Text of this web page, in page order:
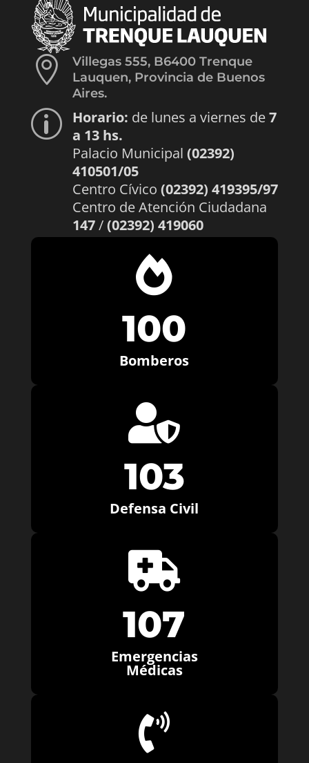

Villegas 555, B6400 Trenque
Lauquen, Provincia de Buenos
Aires.
p Horario: de lunes a viernes de7
a 13 hs.
Palacio Municipal (02392)
410501/05
Centro Cívico (02392) 419395/97
Centro de Atención Ciudadana
147/(02392) 419060

100
Bomberos

103
Defensa Civil

107
Emergencias
Médicas
